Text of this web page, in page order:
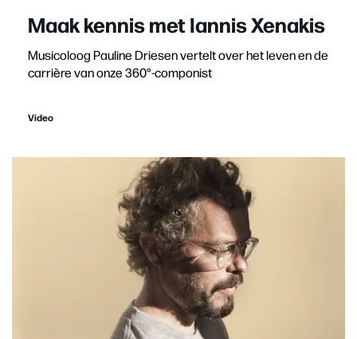
Maak kennis met Iannis Xenakis
Musicoloog Pauline Driesen vertelt over het leven en de
carrière van onze 360°-componist
Video